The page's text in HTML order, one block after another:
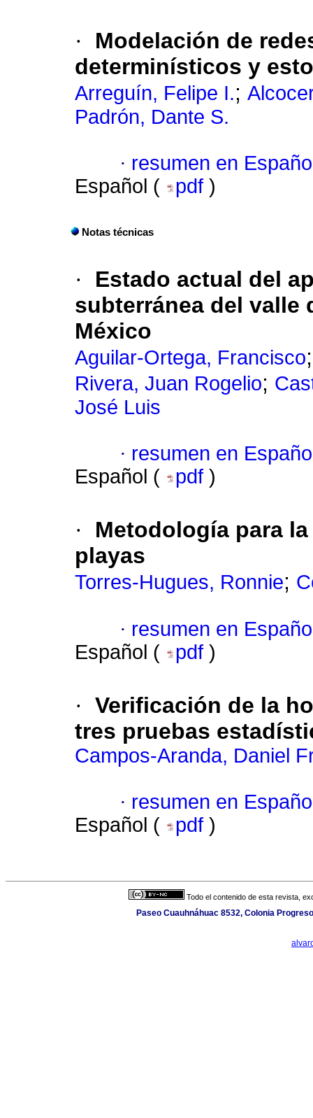
·
Modelación de
determinísticos y
Arreguín, Felipe I.;
Padrón, Dante S.
· resumen en
Español (
pdf )
Notas técnicas
·
Estado actual del
subterránea del valle
México
Aguilar-Ortega, Francisco
Rivera, Juan Rogelio;
José Luis
· resumen en
Español (
pdf )
·
Metodología para
playas
Torres-Hugues, Ronnie;
· resumen en
Español (
pdf )
· Verificación de la
tres pruebas
Campos-Aranda, Daniel
· resumen en
Español (
pdf )
Todo el contenido de esta revista,
Paseo Cuauhnáhuac 8532, Colonia